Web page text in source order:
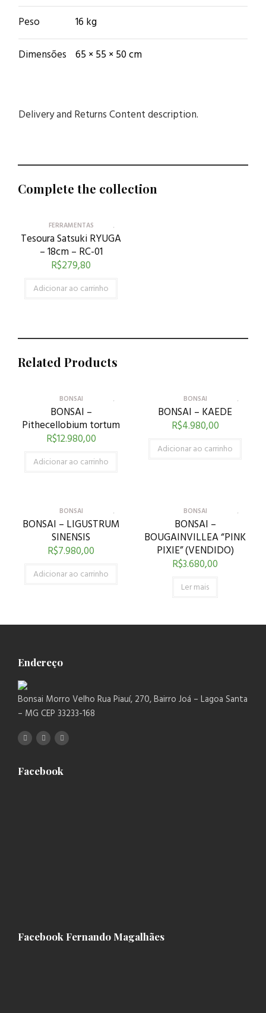
Peso 16 kg
Dimensões 65 × 55 × 50 cm
Delivery and Returns Content description.
Complete the collection
FERRAMENTAS
Tesoura Satsuki RYUGA
– 18cm – RC-01
R$279,80
Adicionar ao carrinho
Related Products
BONSAI
BONSAI –
Pithecellobium tortum
R$12.980,00
Adicionar ao carrinho
BONSAI
BONSAI – KAEDE
R$4.980,00
Adicionar ao carrinho
BONSAI
BONSAI – LIGUSTRUM
SINENSIS
R$7.980,00
Adicionar ao carrinho
BONSAI
BONSAI –
BOUGAINVILLEA “PINK
PIXIE” (VENDIDO)
R$3.680,00
Ler mais
Endereço
Bonsai Morro Velho Rua Piauí, 270, Bairro Joá – Lagoa Santa
– MG CEP 33233-168
Facebook
Facebook Fernando Magalhães